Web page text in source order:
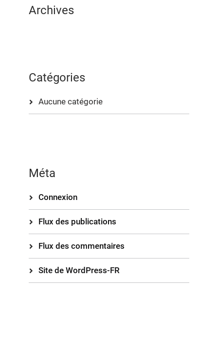
Archives
Catégories
Aucune catégorie
Méta
Connexion
Flux des publications
Flux des commentaires
Site de WordPress-FR